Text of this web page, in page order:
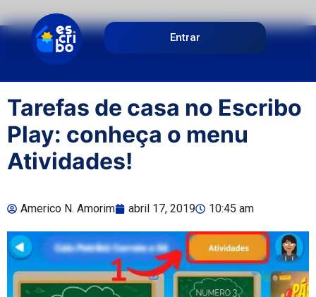
Entrar
Tarefas de casa no Escribo
Play: conheça o menu
Atividades!
Americo N. Amorim abril 17, 2019 10:45 am